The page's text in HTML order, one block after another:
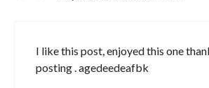
I like this post, enjoyed this one
posting . agedeedeafbk